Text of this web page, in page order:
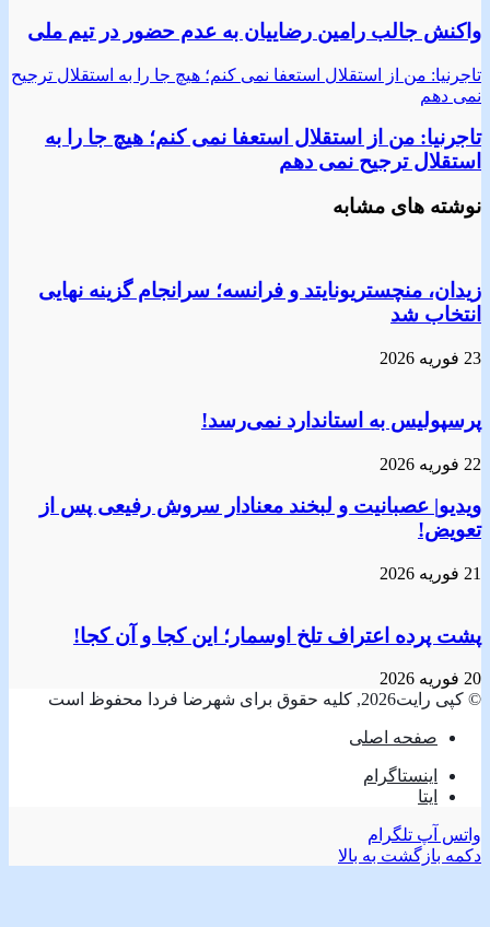
واکنش جالب رامین رضاییان به عدم حضور در تیم ملی
تاجرنیا: من از استقلال استعفا نمی کنم؛ هیچ جا را به استقلال ترجیح
نمی دهم
تاجرنیا: من از استقلال استعفا نمی کنم؛ هیچ جا را به
استقلال ترجیح نمی دهم
نوشته های مشابه
زیدان، منچستریونایتد و فرانسه؛ سرانجام گزینه نهایی
انتخاب شد
23 فوریه 2026
پرسپولیس به استاندارد نمی‌رسد!
22 فوریه 2026
ویدیو| عصبانیت و لبخند معنادار سروش رفیعی پس از
تعویض!
21 فوریه 2026
پشت پرده اعتراف تلخ اوسمار؛ این کجا و آن کجا!
20 فوریه 2026
© کپی رایت2026, کلیه حقوق برای شهرضا فردا محفوظ است
صفحه اصلی
اینستاگرام
ایتا
واتس آپ تلگرام
دکمه بازگشت به بالا